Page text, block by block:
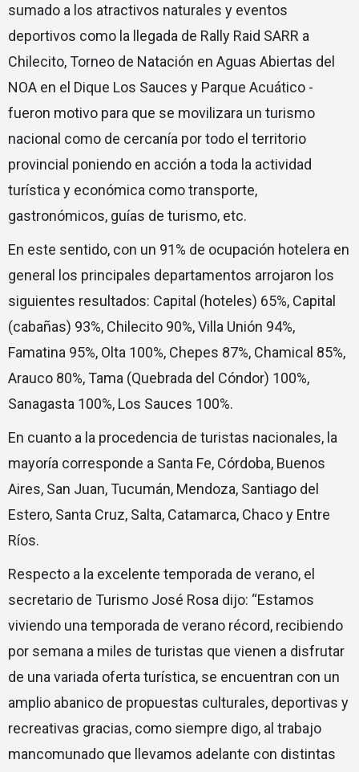
sumado a los atractivos naturales y eventos
deportivos como la llegada de Rally Raid SARR a
Chilecito, Torneo de Natación en Aguas Abiertas del
NOA en el Dique Los Sauces y Parque Acuático -
fueron motivo para que se movilizara un turismo
nacional como de cercanía por todo el territorio
provincial poniendo en acción a toda la actividad
turística y económica como transporte,
gastronómicos, guías de turismo, etc.
En este sentido, con un 91% de ocupación hotelera en
general los principales departamentos arrojaron los
siguientes resultados: Capital (hoteles) 65%, Capital
(cabañas) 93%, Chilecito 90%, Villa Unión 94%,
Famatina 95%, Olta 100%, Chepes 87%, Chamical 85%,
Arauco 80%, Tama (Quebrada del Cóndor) 100%,
Sanagasta 100%, Los Sauces 100%.
En cuanto a la procedencia de turistas nacionales, la
mayoría corresponde a Santa Fe, Córdoba, Buenos
Aires, San Juan, Tucumán, Mendoza, Santiago del
Estero, Santa Cruz, Salta, Catamarca, Chaco y Entre
Ríos.
Respecto a la excelente temporada de verano, el
secretario de Turismo José Rosa dijo: “Estamos
viviendo una temporada de verano récord, recibiendo
por semana a miles de turistas que vienen a disfrutar
de una variada oferta turística, se encuentran con un
amplio abanico de propuestas culturales, deportivas y
recreativas gracias, como siempre digo, al trabajo
mancomunado que llevamos adelante con distintas